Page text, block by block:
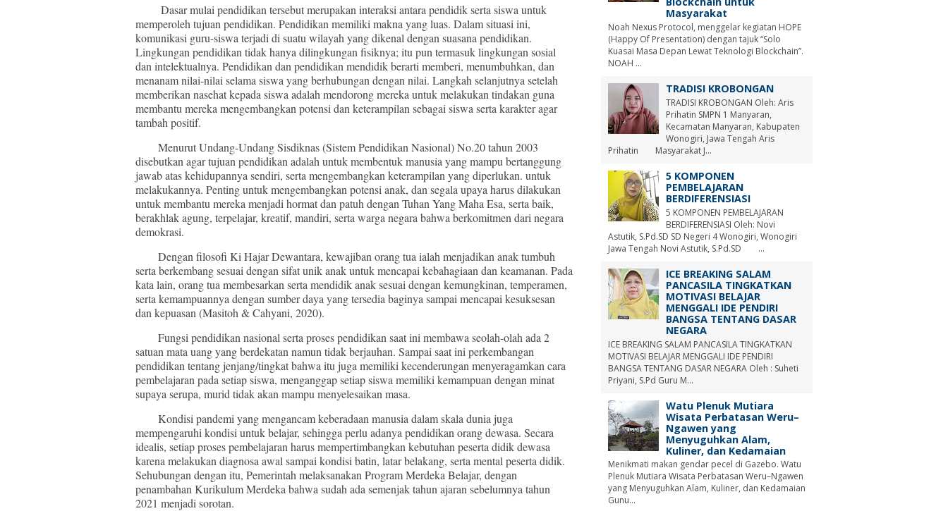
Dasar mulai pendidikan tersebut merupakan interaksi antara pendidik serta siswa untuk
memperoleh tujuan pendidikan. Pendidikan memiliki makna yang luas. Dalam situasi ini,
komunikasi guru-siswa terjadi di suatu wilayah yang dikenal dengan suasana pendidikan.
Lingkungan pendidikan tidak hanya dilingkungan fisiknya; itu pun termasuk lingkungan sosial
dan intelektualnya. Pendidikan dan pendidikan mendidik berarti memberi, menumbuhkan, dan
menanam nilai-nilai selama siswa yang berhubungan dengan nilai. Langkah selanjutnya setelah
memberikan nasehat kepada siswa adalah mendorong mereka untuk melakukan tindakan guna
membantu mereka mengembangkan potensi dan keterampilan sebagai siswa serta karakter agar
tambah positif.
Menurut Undang-Undang Sisdiknas (Sistem Pendidikan Nasional) No.20 tahun 2003
disebutkan agar tujuan pendidikan adalah untuk membentuk manusia yang mampu bertanggung
jawab atas kehidupannya sendiri, serta mengembangkan keterampilan yang diperlukan. untuk
melakukannya. Penting untuk mengembangkan potensi anak, dan segala upaya harus dilakukan
untuk membantu mereka menjadi hormat dan patuh dengan Tuhan Yang Maha Esa, serta baik,
berakhlak agung, terpelajar, kreatif, mandiri, serta warga negara bahwa berkomitmen dari negara
demokrasi.
Dengan filosofi Ki Hajar Dewantara, kewajiban orang tua ialah menjadikan anak tumbuh
serta berkembang sesuai dengan sifat unik anak untuk mencapai kebahagiaan dan keamanan. Pada
kata lain, orang tua membesarkan serta mendidik anak sesuai dengan kemungkinan, temperamen,
serta kemampuannya dengan sumber daya yang tersedia baginya sampai mencapai kesuksesan
dan kepuasan (Masitoh & Cahyani, 2020).
Fungsi pendidikan nasional serta proses pendidikan saat ini membawa seolah-olah ada 2
satuan mata uang yang berdekatan namun tidak berjauhan. Sampai saat ini perkembangan
pendidikan tentang jenjang/tingkat bahwa itu juga memiliki kecenderungan menyeragamkan cara
pembelajaran pada setiap siswa, menganggap setiap siswa memiliki kemampuan dengan minat
supaya serupa, murid tidak akan mampu menyelesaikan masa.
Kondisi pandemi yang mengancam keberadaan manusia dalam skala dunia juga
mempengaruhi kondisi untuk belajar, sehingga perlu adanya pendidikan orang dewasa. Secara
idealis, setiap proses pembelajaran harus mempertimbangkan kebutuhan peserta didik dewasa
karena melakukan diagnosa awal sampai kondisi batin, latar belakang, serta mental peserta didik.
Sehubungan dengan itu, Pemerintah melaksanakan Program Merdeka Belajar, dengan
penambahan Kurikulum Merdeka bahwa sudah ada semenjak tahun ajaran sebelumnya tahun
2021 menjadi sorotan.
Masyarakat
Noah Nexus Protocol, menggelar kegiatan HOPE
(Happy Of Presentation) dengan tajuk “Solo
Kuasai Masa Depan Lewat Teknologi Blockchain”.
NOAH ...
TRADISI KROBONGAN
TRADISI KROBONGAN Oleh: Aris
Prihatin SMPN 1 Manyaran,
Kecamatan Manyaran, Kabupaten
Wonogiri, Jawa Tengah Aris
Prihatin Masyarakat J...
5 KOMPONEN
PEMBELAJARAN
BERDIFERENSIASI
5 KOMPONEN PEMBELAJARAN
BERDIFERENSIASI Oleh: Novi
Astutik, S.Pd.SD SD Negeri 4 Wonogiri, Wonogiri
Jawa Tengah Novi Astutik, S.Pd.SD ...
ICE BREAKING SALAM
PANCASILA TINGKATKAN
MOTIVASI BELAJAR
MENGGALI IDE PENDIRI
BANGSA TENTANG DASAR
NEGARA
ICE BREAKING SALAM PANCASILA TINGKATKAN
MOTIVASI BELAJAR MENGGALI IDE PENDIRI
BANGSA TENTANG DASAR NEGARA Oleh : Suheti
Priyani, S.Pd Guru M...
Watu Plenuk Mutiara
Wisata Perbatasan Weru–
Ngawen yang
Menyuguhkan Alam,
Kuliner, dan Kedamaian
Menikmati makan gendar pecel di Gazebo. Watu
Plenuk Mutiara Wisata Perbatasan Weru–Ngawen
yang Menyuguhkan Alam, Kuliner, dan Kedamaian
Gunu...